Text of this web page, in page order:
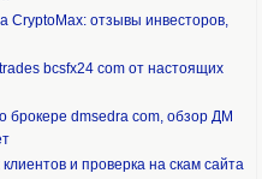
CryptoMax: отзывы инвесторов,
bcsfx24 com от настоящих
брокере dmsedra com, обзор ДМ
и проверка на скам сайта